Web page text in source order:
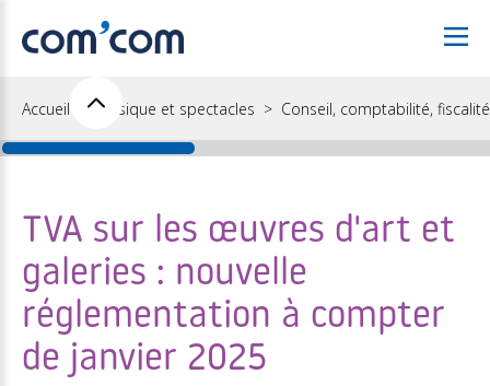
Accueil Musique et spectacles Conseil, comptabilité, fiscalité
TVA sur les œuvres d'art et
galeries : nouvelle
réglementation à compter
de janvier 2025